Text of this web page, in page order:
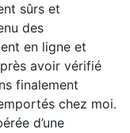
sûrs et
des
en ligne et
avoir vérifié
finalement
chez moi.
d’une